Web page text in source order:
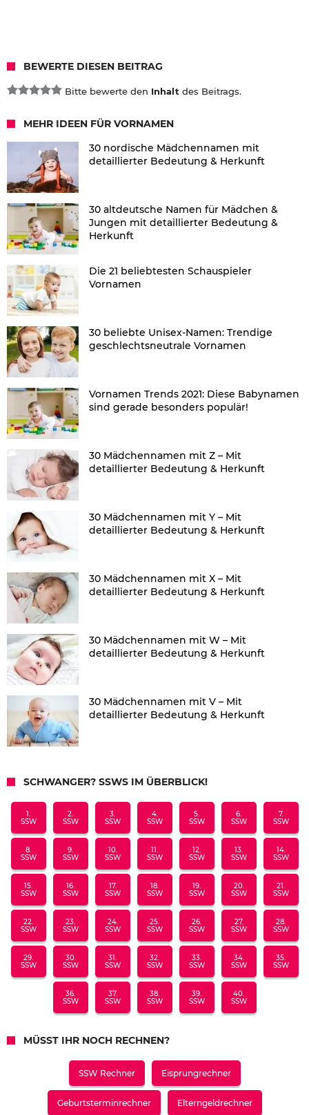
BEWERTE DIESEN BEITRAG
Bitte bewerte den Inhalt des Beitrags.
MEHR IDEEN FÜR VORNAMEN
30 nordische Mädchennamen mit
detaillierter Bedeutung & Herkunft
30 altdeutsche Namen für Mädchen &
Jungen mit detaillierter Bedeutung &
Herkunft
Die 21 beliebtesten Schauspieler
Vornamen
30 beliebte Unisex-Namen: Trendige
geschlechtsneutrale Vornamen
Vornamen Trends 2021: Diese Babynamen
sind gerade besonders populär!
30 Mädchennamen mit Z – Mit
detaillierter Bedeutung & Herkunft
30 Mädchennamen mit Y – Mit
detaillierter Bedeutung & Herkunft
30 Mädchennamen mit X – Mit
detaillierter Bedeutung & Herkunft
30 Mädchennamen mit W – Mit
detaillierter Bedeutung & Herkunft
30 Mädchennamen mit V – Mit
detaillierter Bedeutung & Herkunft
SCHWANGER? SSWS IM ÜBERBLICK!
1.
SSW
2.
SSW
3.
SSW
4.
SSW
5.
SSW
6.
SSW
7.
SSW
8.
SSW
9.
SSW
10.
SSW
11.
SSW
12.
SSW
13.
SSW
14.
SSW
15.
SSW
16.
SSW
17.
SSW
18.
SSW
19.
SSW
20.
SSW
21.
SSW
22.
SSW
23.
SSW
24.
SSW
25.
SSW
26.
SSW
27.
SSW
28.
SSW
29.
SSW
30.
SSW
31.
SSW
32.
SSW
33.
SSW
34.
SSW
35.
SSW
36.
SSW
37.
SSW
38.
SSW
39.
SSW
40.
SSW
MÜSST IHR NOCH RECHNEN?
SSW Rechner Eisprungrechner
Geburtsterminrechner Elterngeldrechner